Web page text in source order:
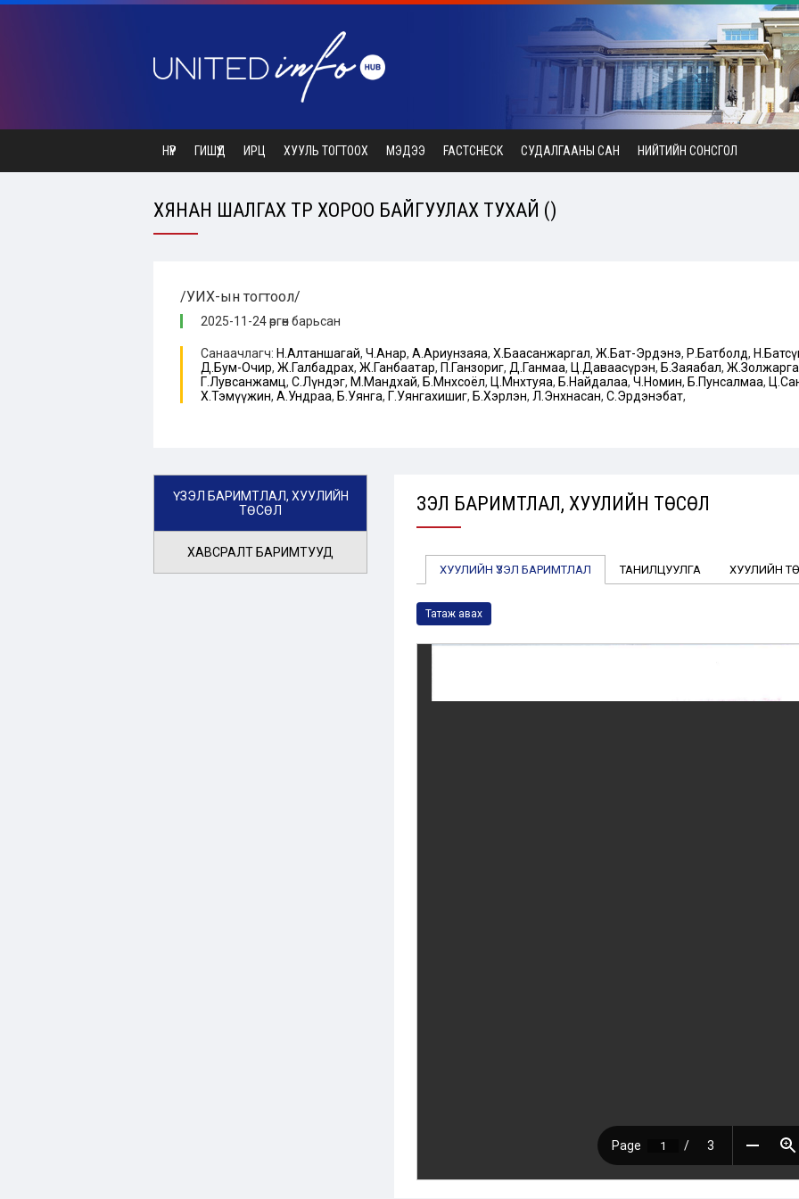
НҮҮР ГИШҮҮД ИРЦ ХУУЛЬ ТОГТООХ МЭДЭЭ FACTCHECK СУДАЛГААНЫ САН НИЙТИЙН СОНСГОЛ
ХЯНАН ШАЛГАХ ТҮР ХОРОО БАЙГУУЛАХ ТУХАЙ ()
/УИХ-ын тогтоол/
2025-11-24 өргөн барьсан
Санаачлагч: Н.Алтаншагай, Ч.Анар, А.Ариунзаяа, Х.Баасанжаргал, Ж.Бат-Эрдэнэ, Р.Батболд,
Д.Бум-Очир, Ж.Галбадрах, Ж.Ганбаатар, П.Ганзориг, Д.Ганмаа, Ц.Даваасүрэн, Б.Заяабал,
Г.Лувсанжамц, С.Лүндэг, М.Мандхай, Б.Мөнхсоёл, Ц.Мөнхтуяа, Б.Найдалаа, Ч.Номин, Б.Пунсалмаа,
Х.Тэмүүжин, А.Ундраа, Б.Уянга, Г.Уянгахишиг, Б.Хэрлэн, Л.Энхнасан, С.Эрдэнэбат,
ҮЗЭЛ БАРИМТЛАЛ, ХУУЛИЙН
ТӨСӨЛ
ХАВСРАЛТ БАРИМТУУД
ҮЗЭЛ БАРИМТЛАЛ, ХУУЛИЙН ТӨСӨЛ
ХУУЛИЙН ҮЗЭЛ БАРИМТЛАЛ ТАНИЛЦУУЛГА ХУУЛИЙН
Татаж авах